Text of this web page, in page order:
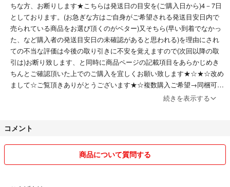
ちな方、お断りします★こちらは発送日の目安を(ご購入日から)4－7日
としております。(お急ぎな方はご自身がご希望される発送目安日内で
売られている商品をお選び頂くのがベター)又そちら(早い到着でなかっ
た、など購入者の発送目安日の未確認があると思われる)を理由にされ
ての不当な評価は今後の取り引きに不安を覚えますので(次回以降の取
引は)お断り致します、と同時に商品ページの記載項目をあらかじめき
ちんとご確認頂いた上でのご購入を宜しくお願い致します★☆★☆改め
まして☆ご覧頂きありがとうございます★☆複数購入ご希望→同梱可能
な場合は可→先コメント下さい★☆★保管環境でペット、喫煙者はおり
のでお急ぎな方はご遠慮下さい☆★☆★☆
続きを表示する
コメント
商品について質問する